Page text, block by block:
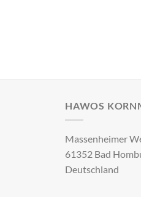
HAWOS
Massenheimer
61352 Bad
Deutschland